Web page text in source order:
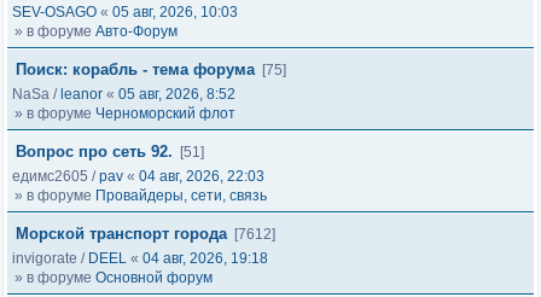
SEV-OSAGO « 05 авг, 2026, 10:03
» в форуме Авто-Форум
Поиск: корабль - тема форума [75]
NaSa / leanor « 05 авг, 2026, 8:52
» в форуме Черноморский флот
Вопрос про сеть 92.
[51]
едимс2605 /pav « 04 авг, 2026, 22:03
» в форуме Провайдеры, сети, связь
Морской транспорт города [7612]
invigorate / DEEL « 04 авг, 2026, 19:18
» в форуме Основной форум